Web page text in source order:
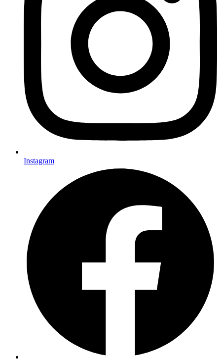
Instagram